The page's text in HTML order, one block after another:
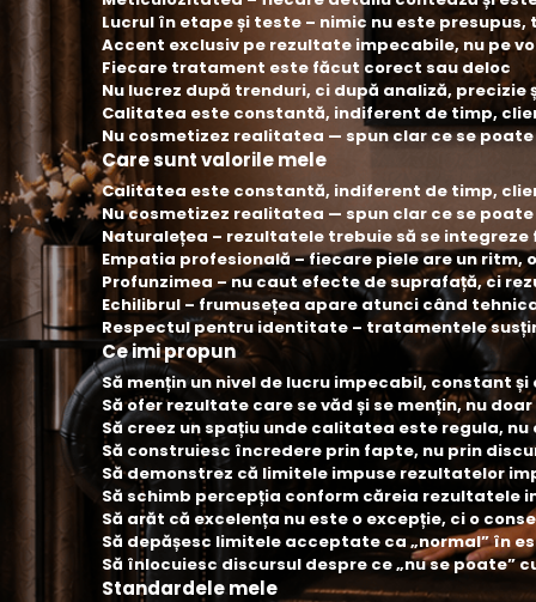
Lucrul în etape și teste – nimic nu este
Accent exclusiv pe rezultate impecabile, nu pe
Fiecare tratament este făcut corect sau deloc
Nu lucrez după trenduri, ci după analiză,
Calitatea este constantă, indiferent de timp,
Nu cosmetizez realitatea — spun clar ce se poate
Care sunt valorile mele
Calitatea este constantă, indiferent de timp,
Nu cosmetizez realitatea — spun clar ce se poate
Naturalețea – rezultatele trebuie să se integreze
Empatia profesională – fiecare piele are un ritm,
Profunzimea – nu caut efecte de suprafață, ci
Echilibrul – frumusețea apare atunci când
Respectul pentru identitate – tratamentele
Ce imi propun
Să mențin un nivel de lucru impecabil, constant
Să ofer rezultate care se văd și se mențin, nu
Să creez un spațiu unde calitatea este regula, nu
Să construiesc încredere prin fapte, nu prin
Să demonstrez că limitele impuse rezultatelor
Să schimb percepția conform căreia rezultatele
Să arăt că excelența nu este o excepție, ci o
Să depășesc limitele acceptate ca „normal” în
Să înlocuiesc discursul despre ce „nu se poate”
Standardele mele